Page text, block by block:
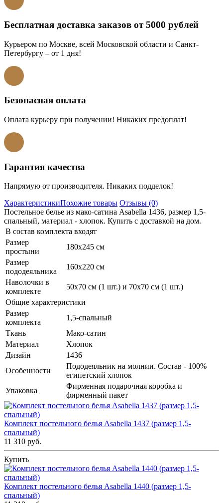
Бесплатная доставка заказов от 5000 рублей
Курьером по Москве, всей Московской области и Санкт-
Петербургу – от 1 дня!
Безопасная оплата
Оплата курьеру при получении! Никаких предоплат!
Гарантия качества
Напрямую от производителя. Никаких подделок!
ХарактеристикиПохожие товары Отзывы (0)
Постельное белье из мако-сатина Asabella 1436, размер 1,5-
спальный, материал - хлопок. Купить с доставкой на дом.
В состав комплекта входят
Размер
простыни
180х245 см
Размер
пододеяльника
160х220 см
Наволочки в
комплекте
50х70 см (1 шт.) и 70х70 см (1 шт.)
Общие характеристики
Размер
комплекта
1,5-спальный
Ткань
Мако-сатин
Материал
Хлопок
Дизайн
1436
Особенности
Пододеяльник на молнии. Состав - 100%
египетский хлопок
Упаковка
Фирменная подарочная коробка и
фирменный пакет
Комплект постельного белья Asabella 1437 (размер 1,5-
спальный)
11 310 руб.
Купить
Комплект постельного белья Asabella 1440 (размер 1,5-
спальный)